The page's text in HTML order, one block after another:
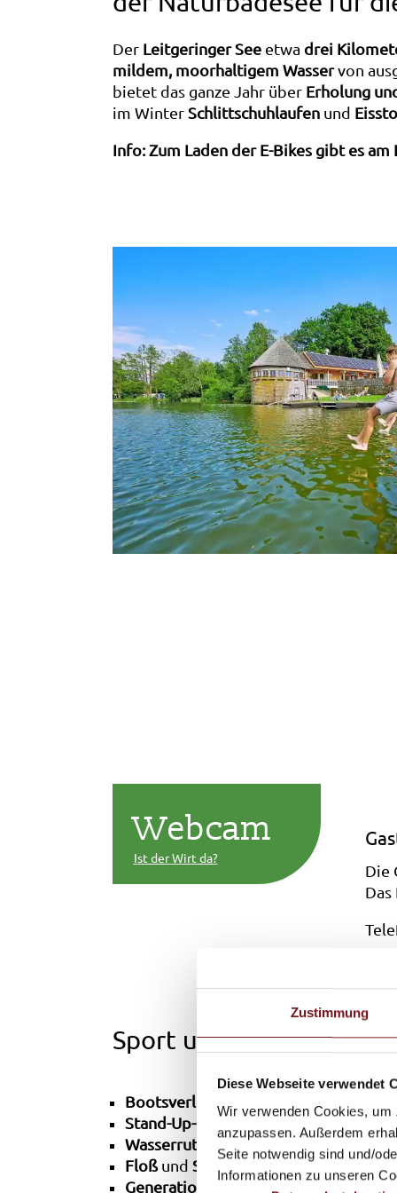
Zustimmung
Diese Webseite verwendet
Wir verwenden Cookies,
anzupassen. Außerdem
Seite notwendig sind und/
Informationen zu unseren
Der Leitgeringer See etwa drei
mildem, moorhaltigem Wasservon
bietet das ganze Jahr über Erholung
im Winter Schlittschuhlaufen und
Info: Zum Laden der E-Bikes gibt es
Webcam
Ist der Wirt da?
Die
Sport und Spiel
Bootsverleih (Tretboote)
Stand-Up-Paddling
(Einstiegsstelle)
Wasserrutsche
Floß und Sprungbrett
Generationenplatz
aus